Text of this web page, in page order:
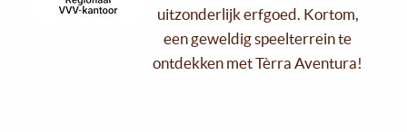
uitzonderlijk erfgoed. Kortom,
een geweldig speelterrein te
ontdekken met Tèrra Aventura!